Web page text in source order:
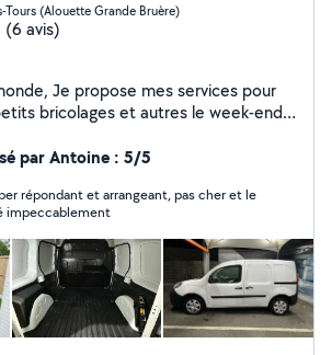
Tours (Alouette Grande Bruère)
(6 avis)
services pour
bricolages et autres le week-end
. Je possède un équipement riche
de vous proposer des prestations de
vert - Transport gros déchets vers la
par Antoine : 5/5
répondant et arrangeant, pas cher et le
impeccablement